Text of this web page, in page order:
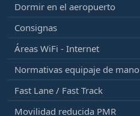
Dormir en el aeropuerto
Consignas
Áreas WiFi - Internet
Normativas equipaje de mano
Fast Lane / Fast Track
Movilidad reducida PMR